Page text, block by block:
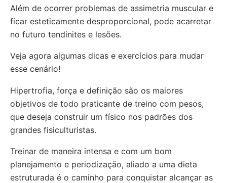
Além de ocorrer problemas de assimetria muscular e
ficar esteticamente desproporcional, pode acarretar
no futuro tendinites e lesões.
Veja agora algumas dicas e exercícios para mudar
esse cenário!
Hipertrofia, força e definição são os maiores
objetivos de todo praticante de treino com pesos,
que deseja construir um físico nos padrões dos
grandes fisiculturistas.
Treinar de maneira intensa e com um bom
planejamento e periodização, aliado a uma dieta
estruturada é o caminho para conquistar alcançar as